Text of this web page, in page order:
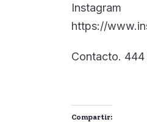
Instagram
https://
Contacto.
Compartir: